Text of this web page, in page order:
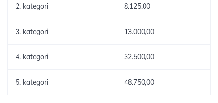
2. kategori 8.125,00
3. kategori 13.000,00
4. kategori 32.500,00
5. kategori 48.750,00